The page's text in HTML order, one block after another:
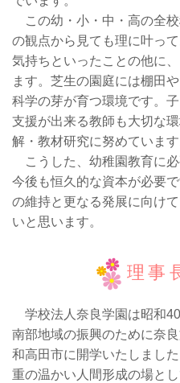
この幼・小・中・高の全
の観点から見ても理に叶っ
気持ちといったことの他に
ます。芝生の園庭には棚田
科学の芽が育つ環境です。
支援が出来る教師も大切な
解・教材研究に努めています
こうした、幼稚園教育に必
今後も恒久的な資本が必要
の維持と更なる発展に向け
いと思います。
理事
学校法人奈良学園は昭和
南部地域の振興のために奈
和高田市に開学いたしまし
重の温かい人間形成の場と